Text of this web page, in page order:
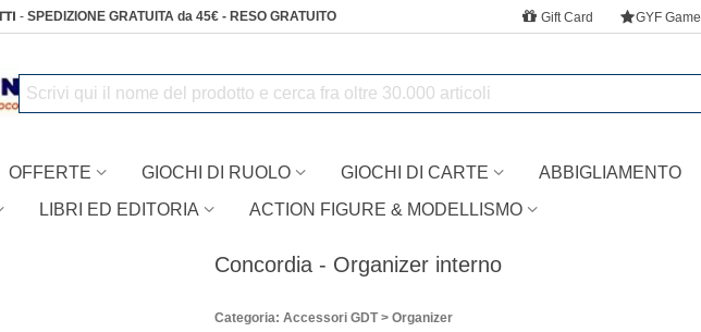
- SPEDIZIONE GRATUITA da 45€ - RESO GRATUITO Gift Card GYF Game
OFFERTE GIOCHI DI RUOLO GIOCHI DI CARTE ABBIGLIAMENTO
LIBRI ED EDITORIA ACTION FIGURE & MODELLISMO
Concordia - Organizer interno
Categoria: Accessori GDT > Organizer